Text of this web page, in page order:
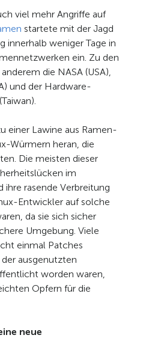
viel mehr Angriffe auf
startete mit der Jagd
innerhalb weniger Tage in
ein. Zu den
die NASA (USA),
und der Hardware-
einer Lawine aus Ramen-
Würmern heran, die
Die meisten dieser
im
ihre rasende Verbreitung
Entwickler auf solche
da sie sich sicher
Umgebung. Viele
einmal Patches
ausgenutzten
worden waren,
Opfern für die
neue